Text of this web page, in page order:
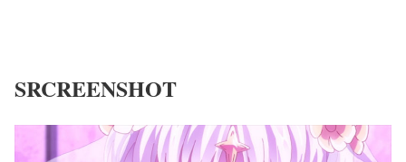
SRCREENSHOT